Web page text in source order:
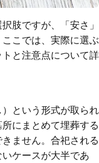
肢ですが、「安さ」
こでは、実際に選ぶ
と注意点について詳
という形式が取られ
にまとめて埋葬する
ません。合祀される
ケースが大半であ